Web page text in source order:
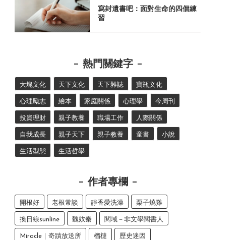
寫封遺書吧：面對生命的四個練
習
熱門關鍵字
大塊文化 天下文化 天下雜誌 寶瓶文化
心理勵志 繪本 家庭關係 心理學 今周刊
投資理財 親子教養 職場工作 人際關係
自我成長 親子天下 親子教養 童書 小說
生活型態 生活哲學
作者專欄
開根好 老根常談 靜香愛洗澡 栗子燒雞
換日線sunline 魏妏秦 閱域－非文學閱書人
Miracle｜奇蹟放送所 榴槤 歷史迷因